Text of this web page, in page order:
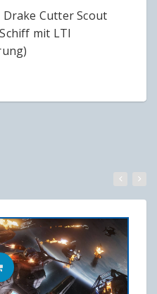
Cutter Scout
mit LTI
IN DEN WARENKORB